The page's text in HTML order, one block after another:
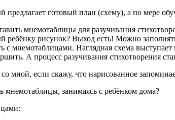
предлагает готовый план (схему), а по мере
мнемотаблицы для разучивания
ребёнку рисунок? Выход есть! Можно
с мнемотаблицами. Наглядная схема
А процесс разучивания стихотворения
со мной, если скажу, что нарисованное
мнемотаблицы, занимаясь с ребёнком дома?